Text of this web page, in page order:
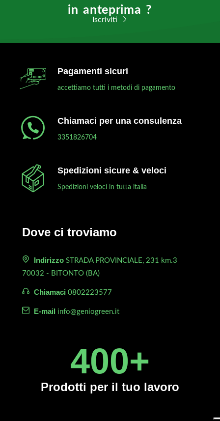
in anteprima ?
Iscriviti
Pagamenti sicuri
accettiamo tutti i metodi di pagamento
Chiamaci per una consulenza
3351826704
Spedizioni sicure & veloci
Spedizioni veloci in tutta italia
Dove ci troviamo
Indirizzo STRADA PROVINCIALE, 231 km.3
70032 - BITONTO (BA)
Chiamaci 0802223577
E-mail info@geniogreen.it
450+
Prodotti per il tuo lavoro